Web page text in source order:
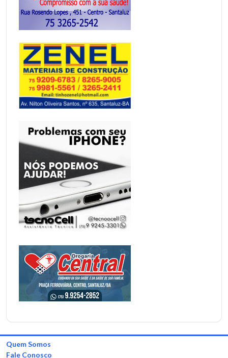
Quem Somos
Fale Conosco